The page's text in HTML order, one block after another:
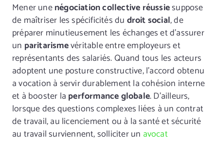
Mener unenégociation collective réussiesuppose
de maîtriser les spécificités du droit social, de
préparer minutieusement les échanges et d’assurer
un paritarismevéritable entre employeurs et
représentants des salariés. Quand tous les acteurs
adoptent une posture constructive, l’accord obtenu
a vocation à servir durablement la cohésion interne
et à booster la performance globale. D’ailleurs,
lorsque des questions complexes liées à un contrat
de travail, au licenciement ou à la santé et sécurité
au travail surviennent, solliciter un avocat